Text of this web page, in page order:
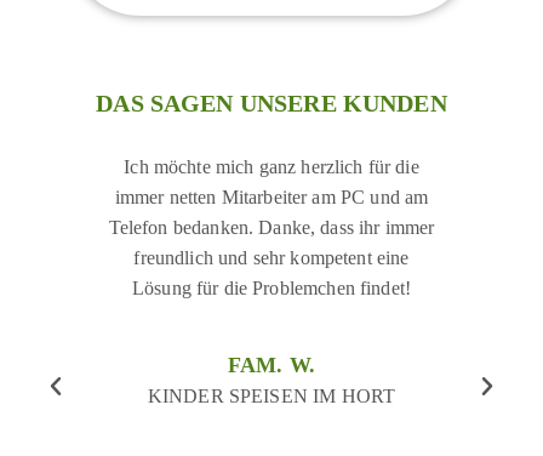
DAS SAGEN UNSERE KUNDEN
Ich möchte mich ganz herzlich für die
immer netten Mitarbeiter am PC und am
Telefon bedanken. Danke, dass ihr immer
freundlich und sehr kompetent eine
Lösung für die Problemchen findet!
FAM. W.
KINDER SPEISEN IM HORT
Bei